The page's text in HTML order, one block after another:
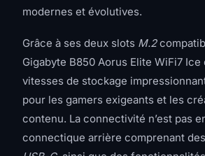
modernes et évolutives.
Grâce à ses deux slots M.2
Gigabyte B850 Aorus Elite WiFi7
vitesses de stockage
pour les gamers exigeants et les
contenu. La connectivité n’est pas
connectique arrière comprenant